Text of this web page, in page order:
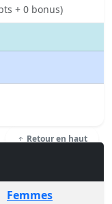
+ 0 bonus)
Retour en haut
Femmes